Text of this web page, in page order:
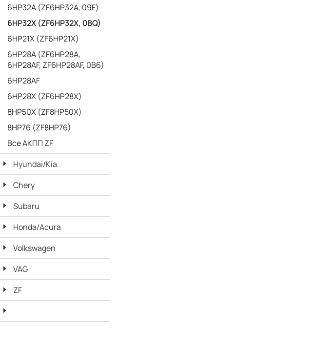
6HP32A (ZF6HP32A, 09F)
6HP32X (ZF6HP32X, 0BQ)
6HP21X (ZF6HP21X)
6HP28A (ZF6HP28A,
6HP28AF, ZF6HP28AF, 0B6)
6HP28AF
6HP28X (ZF6HP28X)
8HP50X (ZF8HP50X)
8HP76 (ZF8HP76)
Все АКПП ZF
Hyundai/Kia
Chery
Subaru
Honda/Acura
Volkswagen
VAG
ZF